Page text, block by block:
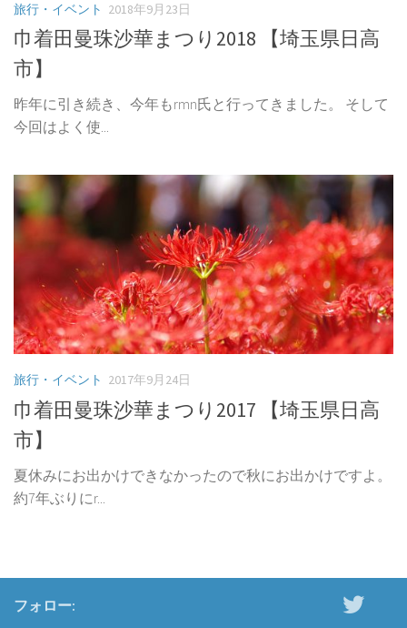
旅行・イベント 2018年9月23日
巾着田曼珠沙華まつり2018 【埼玉県日高
市】
昨年に引き続き、今年もrmn氏と行ってきました。 そして
今回はよく使...
旅行・イベント 2017年9月24日
巾着田曼珠沙華まつり2017 【埼玉県日高
市】
夏休みにお出かけできなかったので秋にお出かけですよ。
約7年ぶりにr...
フォロー: